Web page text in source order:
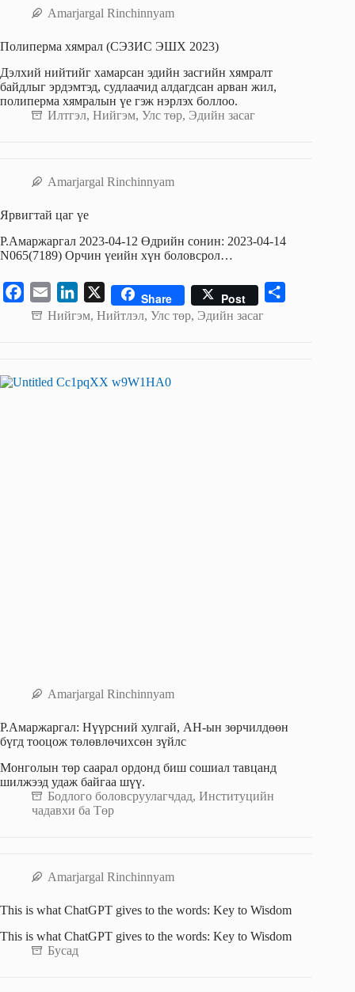
Amarjargal Rinchinnyam
Полиперма хямрал (СЭЗИС ЭШХ 2023)
Дэлхий нийтийг хамарсан эдийн засгийн хямралт
байдлыг эрдэмтэд, судлаачид алдагдсан арван жил,
полиперма хямралын үе гэж нэрлэх боллоо.
Илтгэл, Нийгэм, Улс төр, Эдийн засаг
Amarjargal Rinchinnyam
Ярвигтай цаг үе
Р.Амаржаргал 2023-04-12 Өдрийн сонин: 2023-04-14
N065(7189) Орчин үеийн хүн боловсрол…
m
i
X Share Post
Нийгэм, Нийтлэл, Улс төр, Эдийн засаг
Amarjargal Rinchinnyam
Р.Амаржаргал: Нүүрсний хулгай, АН-ын зөрчилдөөн
бүгд тооцож төлөвлөчихсөн зүйлс
Монголын төр саарал ордонд биш сошиал тавцанд
шилжээд удаж байгаа шүү.
Бодлого боловсруулагчдад, Институцийн
чадавхи ба Төр
Amarjargal Rinchinnyam
This is what ChatGPT gives to the words: Key to Wisdom
This is what ChatGPT gives to the words: Key to Wisdom
Бусад